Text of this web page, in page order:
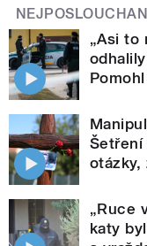
„Asi to
Šetření
otázky,
„Ruce
katy